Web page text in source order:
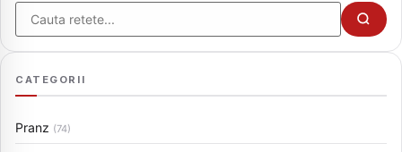
Cauta
CATEGORII
Pranz (74)